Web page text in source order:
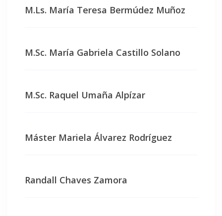
M.Ls. María Teresa Bermúdez Muñoz
M.Sc. María Gabriela Castillo Solano
M.Sc. Raquel Umaña Alpízar
Máster Mariela Álvarez Rodríguez
Randall Chaves Zamora